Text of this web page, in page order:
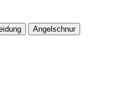
Angelschnur